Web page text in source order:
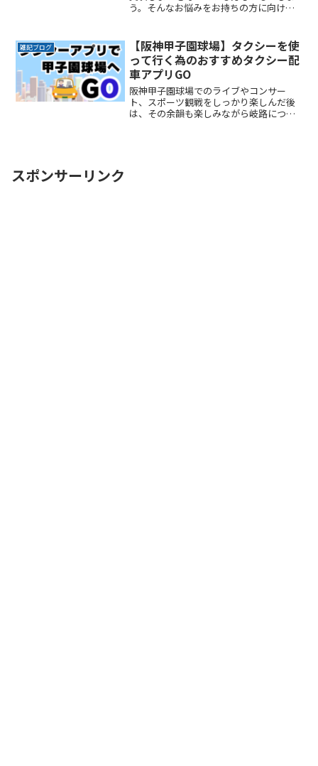
う。そんなお悩みをお持ちの方に向け
した。年賀状印刷サービスは喪中はがき
の印刷にも対応しています。
雑記ブログ
【阪神甲子園球場】タクシーを使
って行く為のおすすめタクシー配
車アプリGO
阪神甲子園球場でのライブやコンサー
ト、スポーツ観戦をしっかり楽しんだ後
は、その余韻も楽しみながら岐路につき
スポンサーリンク